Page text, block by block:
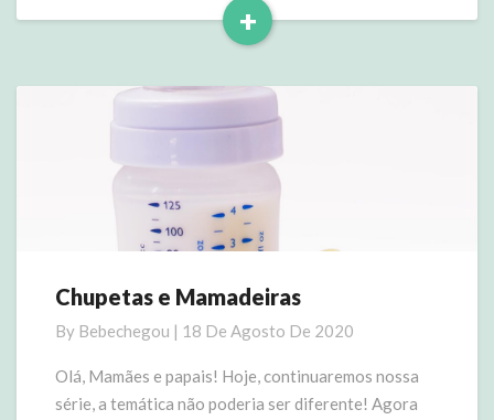
+
Read
Chupetas
Mamadeiras
Chupetas e Mamadeiras
By Bebechegou | 18 De Agosto De 2020
Olá, Mamães e papais! Hoje, continuaremos nossa
série, a temática não poderia ser diferente! Agora